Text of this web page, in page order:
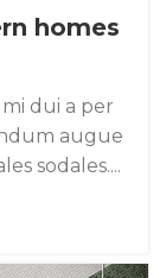
homes
dui a per
augue
sodales....